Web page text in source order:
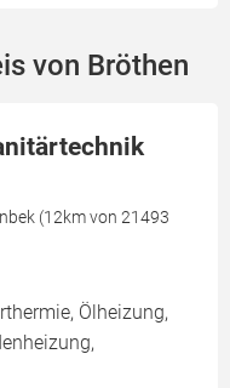
von Bröthen
(12km von 21493
Ölheizung,